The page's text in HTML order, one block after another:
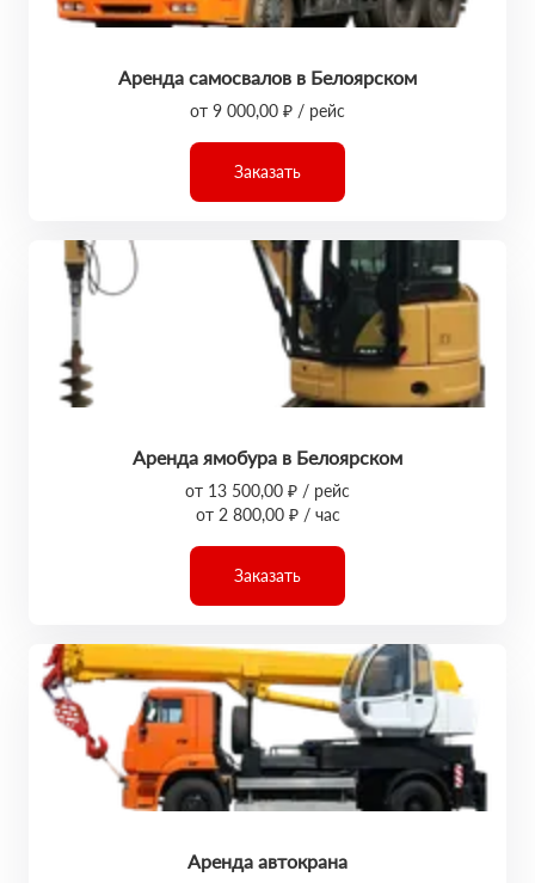
Аренда самосвалов в Белоярском
от 9 000,00 ₽ / рейс
Заказать
Аренда ямобура в Белоярском
от 13 500,00 ₽ / рейс
от 2 800,00 ₽ / час
Заказать
Аренда автокрана